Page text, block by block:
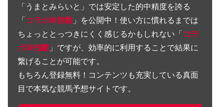
「うまとみらいと 」では安定した的中精度を誇る
「コラボ＠指数 」を公開中！使い方に慣れるまでは
ちょっととっつきにくく感じるかもしれない「コラ
ボ＠指数 」ですが、効率的に利用することで結果に
繋げることが可能です。
もちろん登録無料！コンテンツも充実している真面
目で本気な競馬予想サイトです。